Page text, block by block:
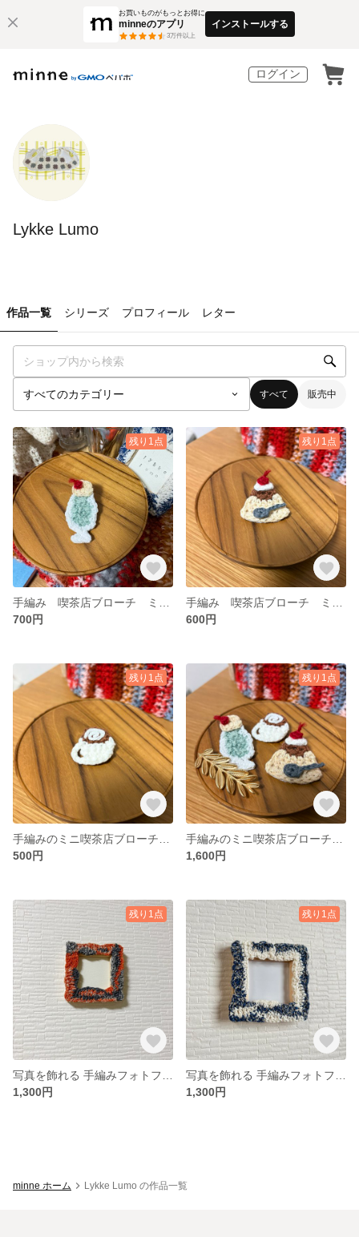
お買いものがもっとお得に
minneのアプリ
3万件以上
インストールする
ログイン
Lykke Lumo
作品一覧 シリーズ プロフィール レター
すべて 販売中
残り1点
700円
残り1点
600円
残り1点
500円
残り1点
1,600円
残り1点
1,300円
残り1点
1,300円
minne ホーム Lykke Lumo の作品一覧